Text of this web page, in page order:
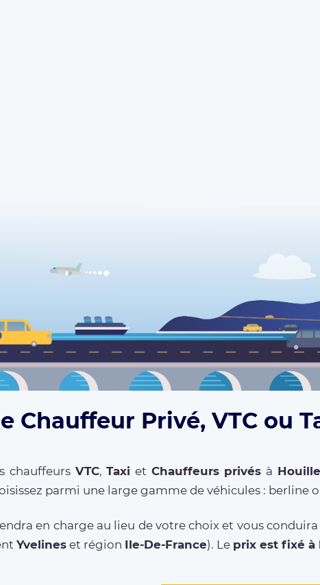
Chauffeur Privé, VTC ou
chauffeurs VTC,Taxi et Chauffeurs privés à
parmi une large gamme de véhicules : berline
en charge au lieu de votre choix et vous
Yvelines et région Ile-De-France). Le prix est fixé à